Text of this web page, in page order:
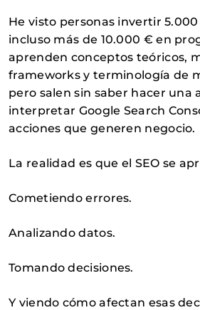
He visto personas invertir
incluso más de 10.000 € en
aprenden conceptos teóricos,
frameworks y terminología de
pero salen sin saber hacer una
interpretar Google Search
acciones que generen negocio.
La realidad es que el SEO se
Cometiendo errores.
Analizando datos.
Tomando decisiones.
Y viendo cómo afectan esas